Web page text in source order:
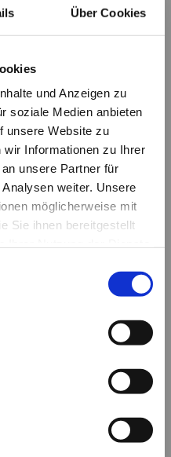
Über Cookies
und Anzeigen zu
soziale Medien anbieten
unsere Website zu
wir Informationen zu Ihrer
unsere Partner für
weiter. Unsere
möglicherweise mit
Sie ihnen bereitgestellt
Sahling
Schizipin